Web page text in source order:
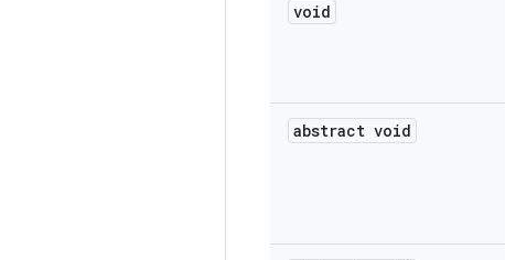
void
abstract void